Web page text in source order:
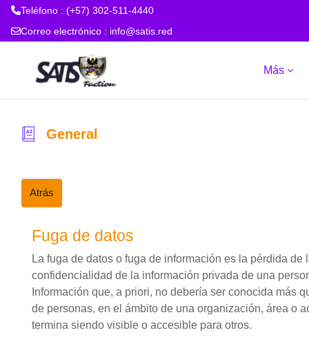
Teléfono : (+57) 302-511-4440
Correo electrónico : info@satis.red
Más
General
Atrás
Fuga de datos
La fuga de datos o fuga de información es la pérdida de
confidencialidad de la información privada de una
Información que, a priori, no debería ser conocida más
de personas, en el ámbito de una organización, área o
termina siendo visible o accesible para otros.